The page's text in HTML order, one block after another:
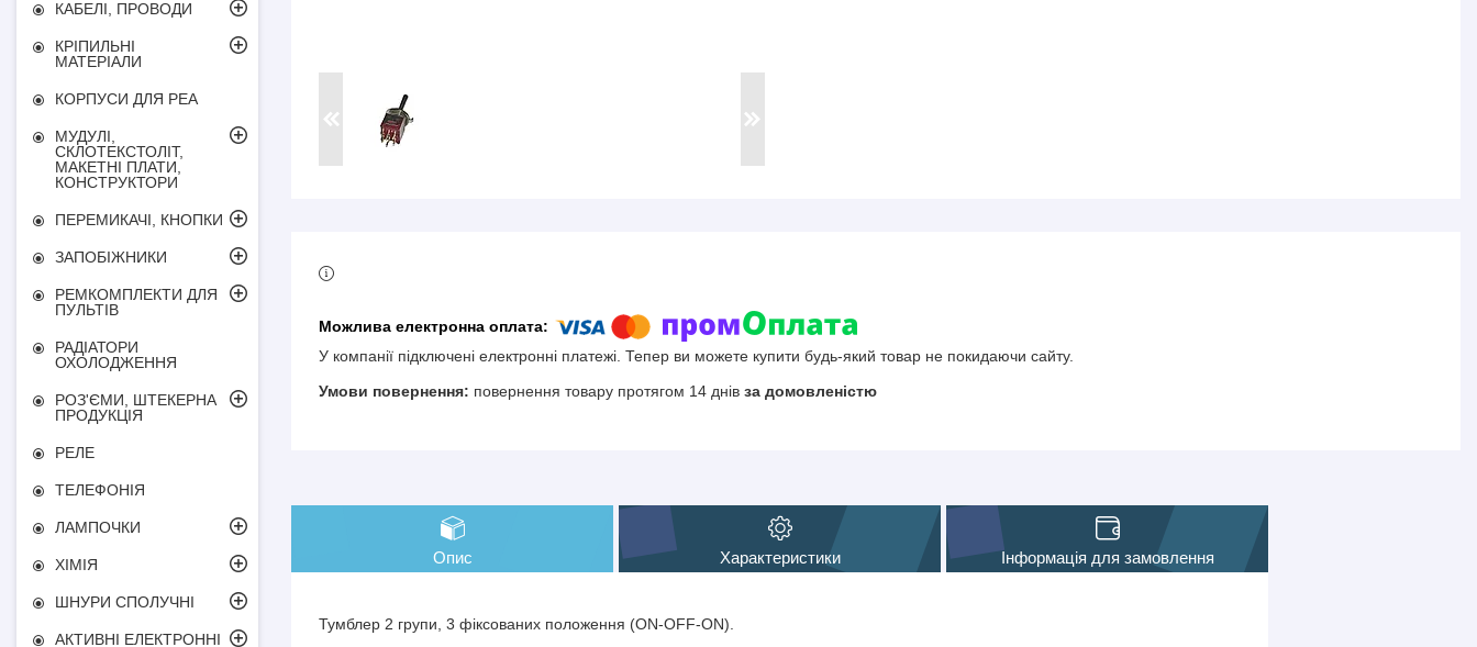
У компанії підключені електронні платежі. Тепер ви можете купити будь-який товар не покидаючи сайту.
повернення товару протягом 14 днів за домовленістю
Опис Характеристики Інформація для замовлення
Тумблер 2 групи, 3 фіксованих положення (ON-OFF-ON).
КАБЕЛІ, ПРОВОДИ
КРІПИЛЬНІ
МАТЕРІАЛИ
КОРПУСИ ДЛЯ РЕА
МУДУЛІ,
СКЛОТЕКСТОЛІТ,
МАКЕТНІ ПЛАТИ,
КОНСТРУКТОРИ
ПЕРЕМИКАЧІ, КНОПКИ
ЗАПОБІЖНИКИ
РЕМКОМПЛЕКТИ ДЛЯ
ПУЛЬТІВ
РАДІАТОРИ
ОХОЛОДЖЕННЯ
РОЗ'ЄМИ, ШТЕКЕРНА
ПРОДУКЦІЯ
РЕЛЕ
ТЕЛЕФОНІЯ
ЛАМПОЧКИ
ХІМІЯ
ШНУРИ СПОЛУЧНІ
АКТИВНІ ЕЛЕКТРОННІ